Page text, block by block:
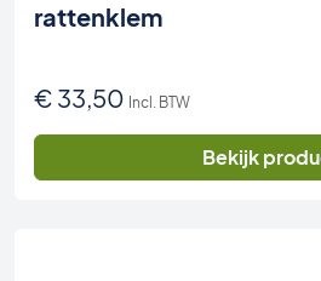
rattenklem
€ 33,50 Incl. BTW
Bekijk